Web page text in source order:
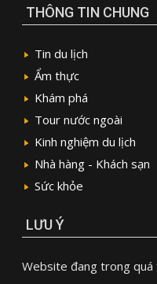
THÔNG TIN CHUNG
Tin du lịch
Ẩm thực
Khám phá
Tour nước ngoài
Kinh nghiệm du lịch
Nhà hàng - Khách sạn
Sức khỏe
LƯU Ý
Website đang trong